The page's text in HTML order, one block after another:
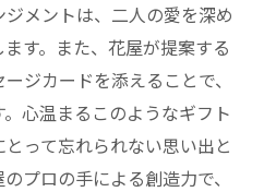
メントは、二人の愛を深め
す。また、花屋が提案する
ジカードを添えることで、
心温まるこのようなギフト
って忘れられない思い出と
プロの手による創造力で、